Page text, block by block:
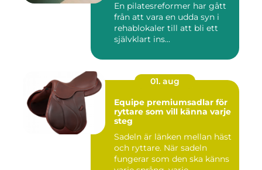
En pilatesreformer har gått
från att vara en udda syn i
rehablokaler till att bli ett
självklart ins...
01. aug
Equipe premiumsadlar för
ryttare som vill känna varje
steg
Sadeln är länken mellan häst
och ryttare. När sadeln
fungerar som den ska känns